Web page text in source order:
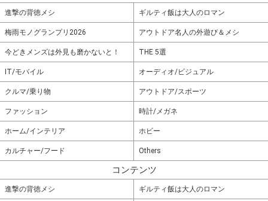
進撃の背徳メシ ギルティ飯は大人のロマン
梅雨モノグランプリ2026 アウトドア名人の外遊び＆メシ
今どきメンズは外見も磨かないと！ THE 5選
IT/モバイル オーディオ/ビジュアル
クルマ/乗り物 アウトドア/スポーツ
ファッション 時計/メガネ
ホーム/インテリア ホビー
カルチャー/フード Others
コンテンツ
進撃の背徳メシ ギルティ飯は大人のロマン